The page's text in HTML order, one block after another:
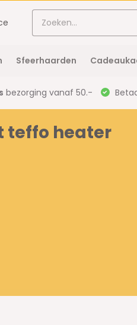
Sfeerhaarden
bezorging vanaf 50.-
teffo heater